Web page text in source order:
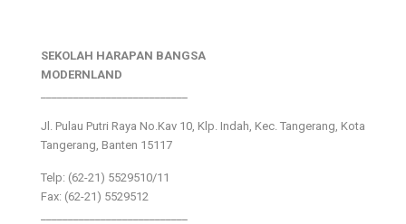
SEKOLAH HARAPAN BANGSA
MODERNLAND
Jl. Pulau Putri Raya No.Kav 10, Klp. Indah, Kec. Tangerang, Kota
Tangerang, Banten 15117
Telp: (62-21) 5529510/11
Fax: (62-21) 5529512